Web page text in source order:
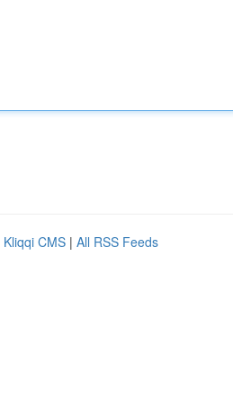
Kliqqi CMS | All RSS Feeds